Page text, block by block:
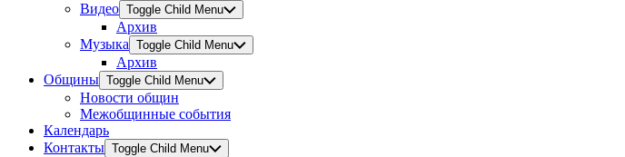
Видео Toggle Child Menu
Архив
Музыка Toggle Child Menu
Архив
Общины Toggle Child Menu
Новости общин
Межобщинные события
Календарь
Контакты Toggle Child Menu